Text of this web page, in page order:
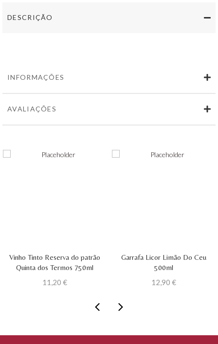
DESCRIÇÃO
INFORMAÇÕES
AVALIAÇÕES
Vinho Tinto Reserva do patrão
Quinta dos Termos 750ml
11,20 €
Garrafa Licor Limão Do Ceu
500ml
12,90 €